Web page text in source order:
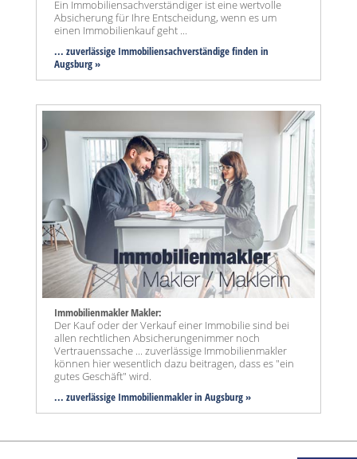
Ein Immobiliensachverständiger ist eine wertvolle
Absicherung für Ihre Entscheidung, wenn es um
einen Immobilienkauf geht ...
... zuverlässige Immobiliensachverständige finden in
Augsburg »
Immobilienmakler Makler:
Der Kauf oder der Verkauf einer Immobilie sind bei
allen rechtlichen Absicherungenimmer noch
Vertrauenssache ... zuverlässige Immobilienmakler
können hier wesentlich dazu beitragen, dass es "ein
gutes Geschäft" wird.
... zuverlässige Immobilienmakler in Augsburg »